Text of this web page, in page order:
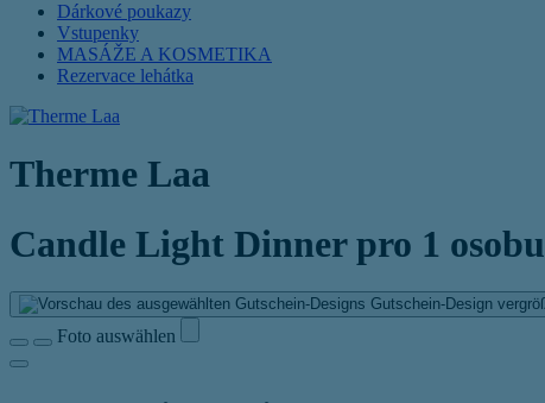
Dárkové poukazy
Vstupenky
MASÁŽE A KOSMETIKA
Rezervace lehátka
Therme Laa
Candle Light Dinner pro 1 osobu
Gutschein-Design
Foto auswählen